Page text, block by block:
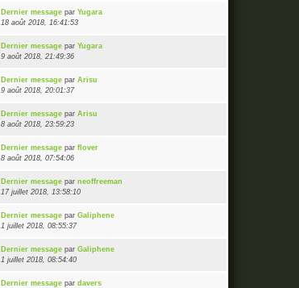
Dernier messagepar Yugara
18 août 2018, 16:41:53
Dernier messagepar Yugara
9 août 2018, 21:49:36
Dernier messagepar Arisu
9 août 2018, 20:01:37
Dernier messagepar Arisu
8 août 2018, 23:59:23
Dernier messagepar flover
8 août 2018, 07:54:06
Dernier messagepar neoffreeman
17 juillet 2018, 13:58:10
Dernier messagepar Galiphene
1 juillet 2018, 08:55:37
Dernier messagepar Galiphene
1 juillet 2018, 08:54:40
Dernier messagepar davers